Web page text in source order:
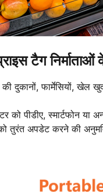
टैग निर्माताओं
की दुकानों, फार्मेसियों,
को पीडीए, स्मार्टफोन
अपडेट करने की अनुमति